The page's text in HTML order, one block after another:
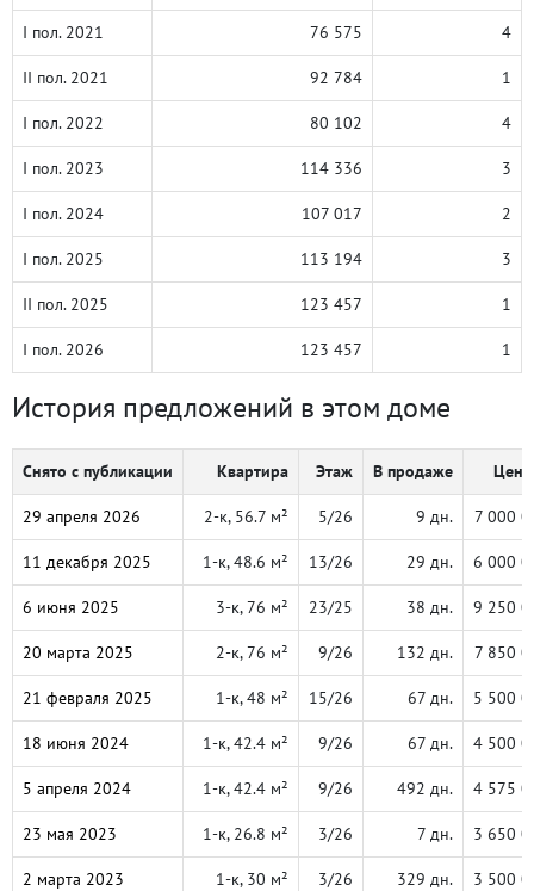
I пол. 2021 76 575 4
II пол. 2021 92 784 1
I пол. 2022 80 102 4
I пол. 2023 114 336 3
I пол. 2024 107 017 2
I пол. 2025 113 194 3
II пол. 2025 123 457 1
I пол. 2026 123 457 1
История предложений в этом доме
Снято с публикации Квартира Этаж В продаже
29 апреля 2026 2-к, 56.7 м² 5/26 9 дн. 7 000
11 декабря 2025 1-к, 48.6 м² 13/26 29 дн. 6 000
6 июня 2025 3-к, 76 м² 23/25 38 дн. 9 250
20 марта 2025 2-к, 76 м² 9/26 132 дн. 7 850
21 февраля 2025 1-к, 48 м² 15/26 67 дн. 5 500
18 июня 2024 1-к, 42.4 м² 9/26 67 дн. 4 500
5 апреля 2024 1-к, 42.4 м² 9/26 492 дн. 4 575
23 мая 2023 1-к, 26.8 м² 3/26 7 дн. 3 650
2 марта 2023 1-к, 30 м² 3/26 329 дн. 3 500